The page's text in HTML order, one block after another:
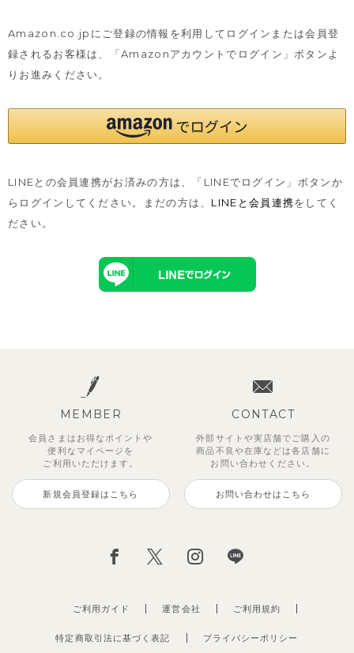
Amazon.co.jpにご登録の情報を利用してログインまたは会員登
録されるお客様は、
「Amazonアカウントでログイン」ボタンよ
りお進みください。
LINEとの会員連携がお済みの方は、「LINEでログイン」ボタンか
らログインしてください。まだの方は、 LINEと会員連携をしてく
ださい。
MEMBER
会員さまはお得なポイントや
便利な マイページを
ご利用いただけます。
新規会員登録はこちら
CONTACT
外部サイトや実店舗でご購入の
商品不良や在庫などは各店舗に
お問い合わせください。
お問い合わせはこちら
ご利用ガイド 運営会社
特定商取引法に基づく表記 プライバシーポリシー
ご利用規約